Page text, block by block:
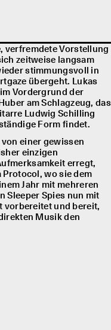
verfremdete Vorstellung
zeitweise langsam
stimmungsvoll in
übergeht. Lukas
Vordergrund der
am Schlagzeug, das
Ludwig Schilling
Form findet.
einer gewissen
einzigen
erregt,
Protocol, wo sie dem
Jahr mit mehreren
Sleeper Spies nun mit
vorbereitet und bereit,
Musik den